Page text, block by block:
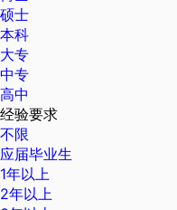
硕士
本科
大专
中专
高中
经验要求
不限
应届毕业生
1年以上
2年以上